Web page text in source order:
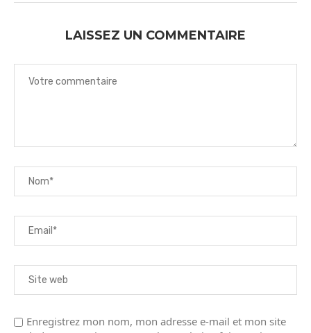
LAISSEZ UN COMMENTAIRE
Enregistrez mon nom, mon adresse e-mail et mon site